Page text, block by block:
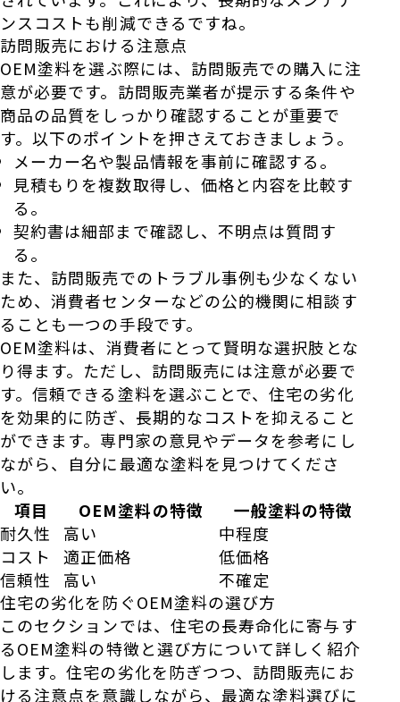
ンスコストも削減できるですね。
訪問販売における注意点
OEM塗料を選ぶ際には、訪問販売での購入に注
意が必要です。訪問販売業者が提示する条件や
商品の品質をしっかり確認することが重要で
す。以下のポイントを押さえておきましょう。
メーカー名や製品情報を事前に確認する。
見積もりを複数取得し、価格と内容を比較す
る。
契約書は細部まで確認し、不明点は質問す
る。
また、訪問販売でのトラブル事例も少なくない
ため、消費者センターなどの公的機関に相談す
ることも一つの手段です。
OEM塗料は、消費者にとって賢明な選択肢とな
り得ます。ただし、訪問販売には注意が必要で
す。信頼できる塗料を選ぶことで、住宅の劣化
を効果的に防ぎ、長期的なコストを抑えること
ができます。専門家の意見やデータを参考にし
ながら、自分に最適な塗料を見つけてくださ
い。
項目
OEM塗料の特徴
一般塗料の特徴
耐久性
高い
中程度
コスト
適正価格
低価格
信頼性
高い
不確定
住宅の劣化を防ぐOEM塗料の選び方
このセクションでは、住宅の長寿命化に寄与す
るOEM塗料の特徴と選び方について詳しく紹介
します。住宅の劣化を防ぎつつ、訪問販売にお
ける注意点を意識しながら、最適な塗料選びに